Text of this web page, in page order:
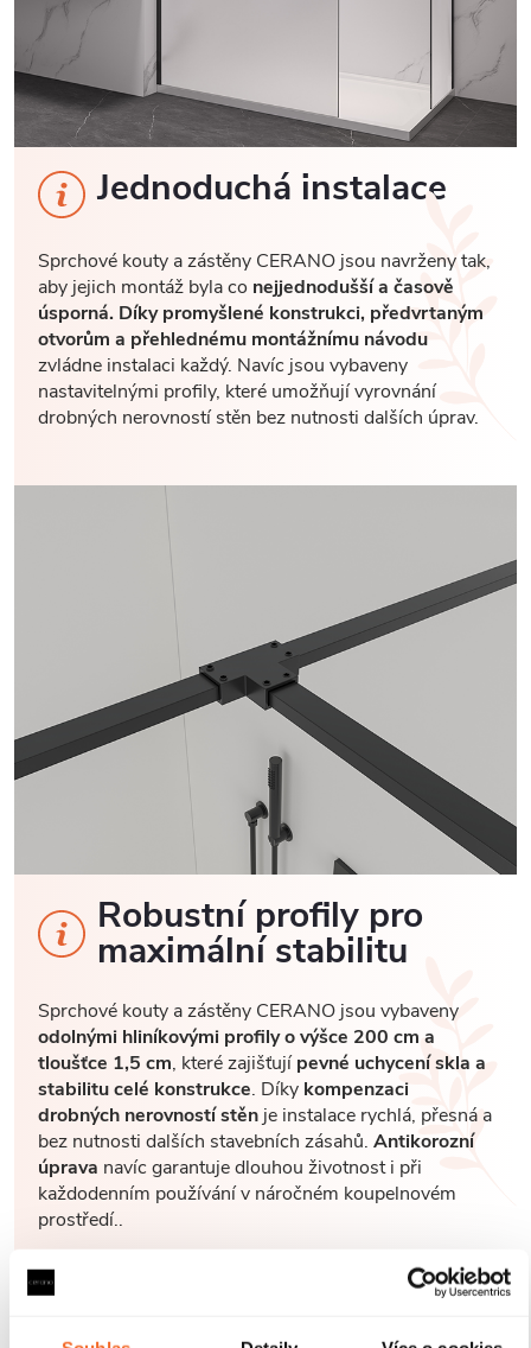
Jednoduchá instalace
Sprchové kouty a zástěny CERANO jsou navrženy tak,
aby jejich montáž byla co nejjednodušší a časově
úsporná. Díky promyšlené konstrukci, předvrtaným
otvorům a přehlednému montážnímu návodu
zvládne instalaci každý. Navíc jsou vybaveny
nastavitelnými profily, které umožňují vyrovnání
drobných nerovností stěn bez nutnosti dalších úprav.
Robustní profily pro
maximální stabilitu
Sprchové kouty a zástěny CERANO jsou vybaveny
odolnými hliníkovými profily o výšce 200 cm a
tloušťce 1,5 cm, které zajišťujípevné uchycení skla a
stabilitu celé konstrukce. Díky kompenzaci
drobných nerovností stěnje instalace rychlá, přesná a
bez nutnosti dalších stavebních zásahů. Antikorozní
úprava navíc garantuje dlouhou životnost i při
každodenním používání v náročném koupelnovém
prostředí..